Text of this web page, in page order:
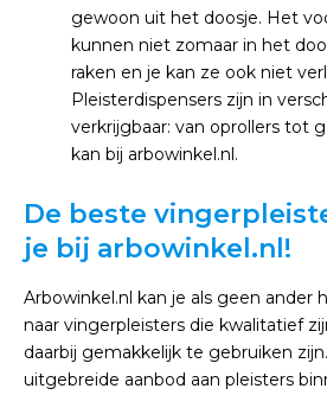
gewoon uit het doosje. Het
kunnen niet zomaar in het
raken en je kan ze ook niet
Pleisterdispensers zijn in
verkrijgbaar: van oprollers tot
kan bij arbowinkel.nl.
De beste
je bij arbowinkel.nl!
Arbowinkel.nl kan je als geen ander
naar vingerpleisters die kwalitatief
daarbij gemakkelijk te gebruiken
uitgebreide aanbod aan pleisters